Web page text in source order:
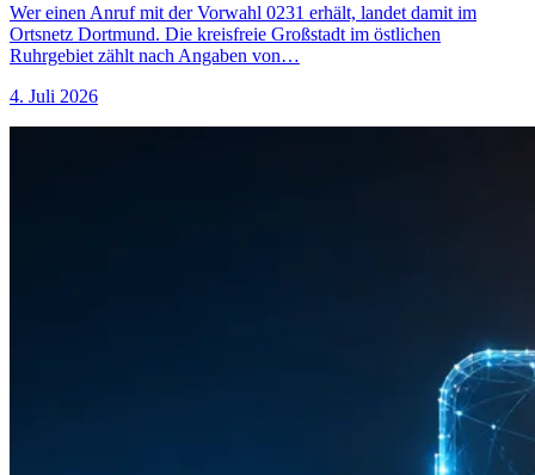
Wer einen Anruf mit der Vorwahl 0231 erhält, landet damit im
Ortsnetz Dortmund. Die kreisfreie Großstadt im östlichen
Ruhrgebiet zählt nach Angaben von…
4. Juli 2026